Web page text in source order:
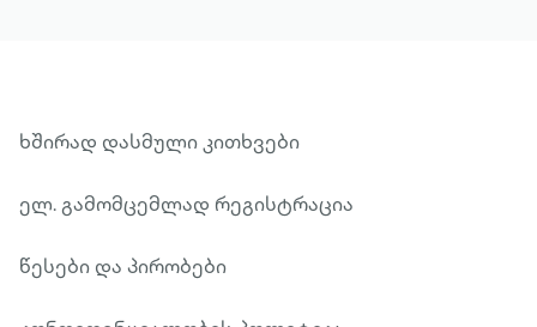
ხშირად დასმული კითხვები
ელ. გამომცემლად რეგისტრაცია
წესები და პირობები